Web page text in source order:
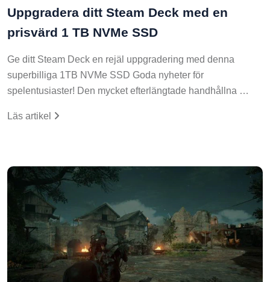
Uppgradera ditt Steam Deck med en
prisvärd 1 TB NVMe SSD
Ge ditt Steam Deck en rejäl uppgradering med denna
superbilliga 1TB NVMe SSD Goda nyheter för
spelentusiaster! Den mycket efterlängtade handhållna …
Läs artikel